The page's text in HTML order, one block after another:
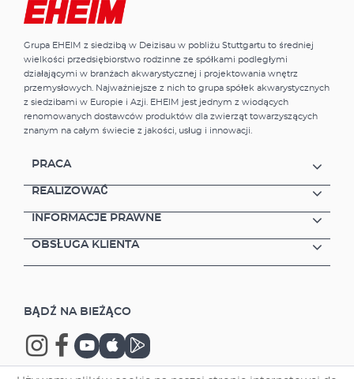
Grupa EHEIM z siedzibą w Deizisau w pobliżu Stuttgartu to średniej
wielkości przedsiębiorstwo rodzinne ze spółkami podległymi
działającymi w branżach akwarystycznej i projektowania wnętrz
przemysłowych. Najważniejsze z nich to grupa spółek akwarystycznych
z siedzibami w Europie i Azji. EHEIM jest jednym z wiodących
renomowanych dostawców produktów dla zwierząt towarzyszących
znanym na całym świecie z jakości, usług i innowacji.
PRACA
REALIZOWAĆ
INFORMACJE PRAWNE
OBSŁUGA KLIENTA
BĄDŹ NA BIEŻĄCO